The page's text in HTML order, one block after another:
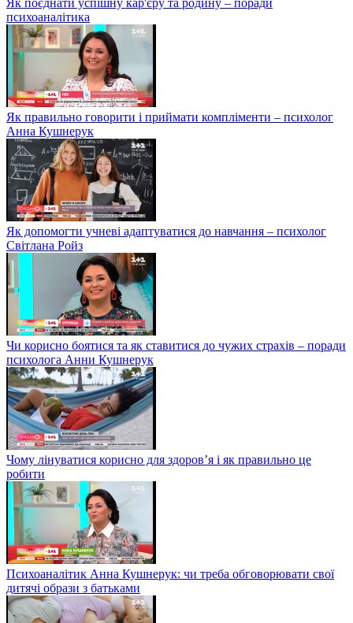
психоаналітика
Як правильно говорити і приймати компліменти – психолог
Анна Кушнерук
Як допомогти учневі адаптуватися до навчання – психолог
Світлана Ройз
Чи корисно боятися та як ставитися до чужих страхів – поради
психолога Анни Кушнерук
Чому лінуватися корисно для здоров’я і як правильно це
робити
Психоаналітик Анна Кушнерук: чи треба обговорювати свої
дитячі образи з батьками